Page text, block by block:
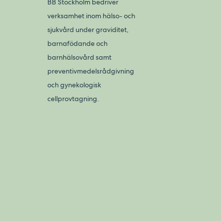
BB Stockholm bedriver
verksamhet inom hälso- och
sjukvård under graviditet,
barnafödande och
barnhälsovård samt
preventivmedelsrådgivning
och gynekologisk
cellprovtagning.